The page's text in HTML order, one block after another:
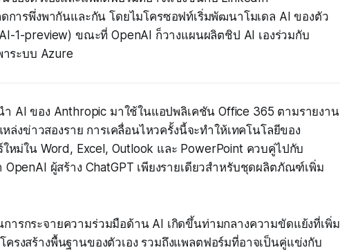
การพึ่งพากันและกัน โดยไมโครซอฟท์เริ่มพัฒนาโมเดล AI ของตัว
1-preview) ขณะที่ OpenAI ก็วางแผนผลิตชิป AI เองร่วมกับ
าระบบ Azure
ำ AI ของ Anthropic มาใช้ในแอปพลิเคชัน Office 365 ตามรายงาน
ล่งข่าวสองราย การเคลื่อนไหวครั้งนี้จะทำให้เทคโนโลยีของ
หม่ใน Word, Excel, Outlook และ PowerPoint ควบคู่ไปกับ
OpenAI ผู้สร้าง ChatGPT เพียงรายเดียวสำหรับชุดผลิตภัณฑ์เพิ่ม
ารกระจายความร่วมมือด้าน AI เกิดขึ้นท่ามกลางความขัดแย้งที่เพิ่ม
รงสร้างพื้นฐานของตัวเอง รวมถึงแพลตฟอร์มที่อาจเป็นคู่แข่งกับ